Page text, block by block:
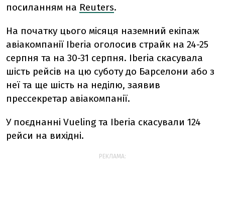
посиланням на Reuters.
На початку цього місяця наземний екіпаж
авіакомпанії Iberia оголосив страйк на 24-25
серпня та на 30-31 серпня. Iberia скасувала
шість рейсів на цю суботу до Барселони або з
неї та ще шість на неділю, заявив
прессекретар авіакомпанії.
У поєднанні Vueling та Iberia скасували 124
рейси на вихідні.
РЕКЛАМА: